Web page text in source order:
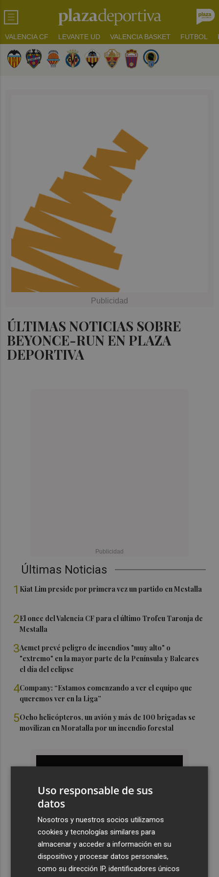
VALENCIA CF LEVANTE UD VALENCIA BASKET FUTBOL
ÚLTIMAS NOTICIAS SOBRE
BEYONCE-RUN EN PLAZA
DEPORTIVA
Últimas Noticias
1 Kiat Lim preside por primera vez un partido en Mestalla
2El once del Valencia CF para el último Trofeu Taronja de
Mestalla
3Aemet prevé peligro de incendios "muy alto" o
"extremo" en la mayor parte de la Península y Baleares
el día del eclipse
4Company: “Estamos comenzando a ver el equipo que
queremos ver en la Liga”
5Ocho helicópteros, un avión y más de 100 brigadas se
movilizan en Moratalla por un incendio forestal
Uso responsable de sus
datos
Nosotros y nuestros socios utilizamos
cookies y tecnologías similares para
almacenar y acceder a información en su
dispositivo y procesar datos personales,
como su dirección IP, identificadores únicos